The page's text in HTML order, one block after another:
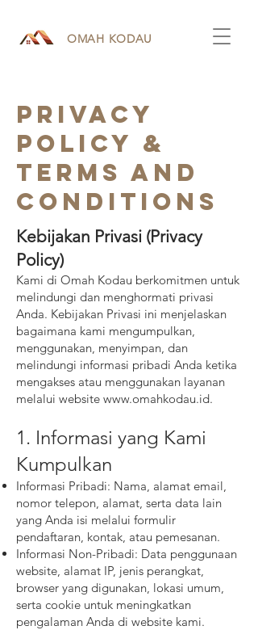
OMAH KODAU
Privacy
Policy &
Terms and
Conditions
Kebijakan Privasi (Privacy
Policy)
Kami di Omah Kodau berkomitmen untuk
melindungi dan menghormati privasi
Anda. Kebijakan Privasi ini menjelaskan
bagaimana kami mengumpulkan,
menggunakan, menyimpan, dan
melindungi informasi pribadi Anda ketika
mengakses atau menggunakan layanan
melalui website www.omahkodau.id.
1. Informasi yang Kami
Kumpulkan
Informasi Pribadi: Nama, alamat email,
nomor telepon, alamat, serta data lain
yang Anda isi melalui formulir
pendaftaran, kontak, atau pemesanan.
Informasi Non-Pribadi: Data penggunaan
website, alamat IP, jenis perangkat,
browser yang digunakan, lokasi umum,
serta cookie untuk meningkatkan
pengalaman Anda di website kami.